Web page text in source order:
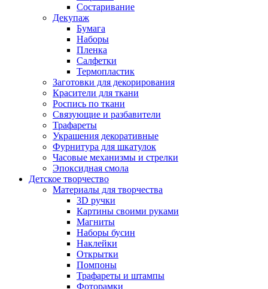
Состаривание
Декупаж
Бумага
Наборы
Пленка
Салфетки
Термопластик
Заготовки для декорирования
Красители для ткани
Роспись по ткани
Связующие и разбавители
Трафареты
Украшения декоративные
Фурнитура для шкатулок
Часовые механизмы и стрелки
Эпоксидная смола
Детское творчество
Материалы для творчества
3D ручки
Картины своими руками
Магниты
Наборы бусин
Наклейки
Открытки
Помпоны
Трафареты и штампы
Фоторамки